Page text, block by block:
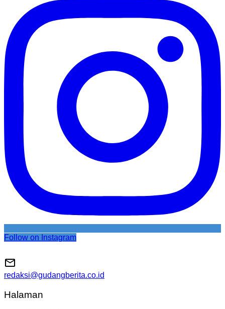
Follow on Instagram
redaksi@gudangberita.co.id
Halaman